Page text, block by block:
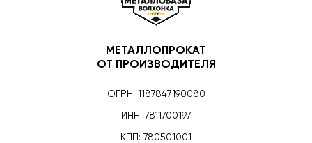
МЕТАЛЛОПРОКАТ
ОТ ПРОИЗВОДИТЕЛЯ
ОГРН: 1187847190080
ИНН: 7811700197
КПП: 780501001